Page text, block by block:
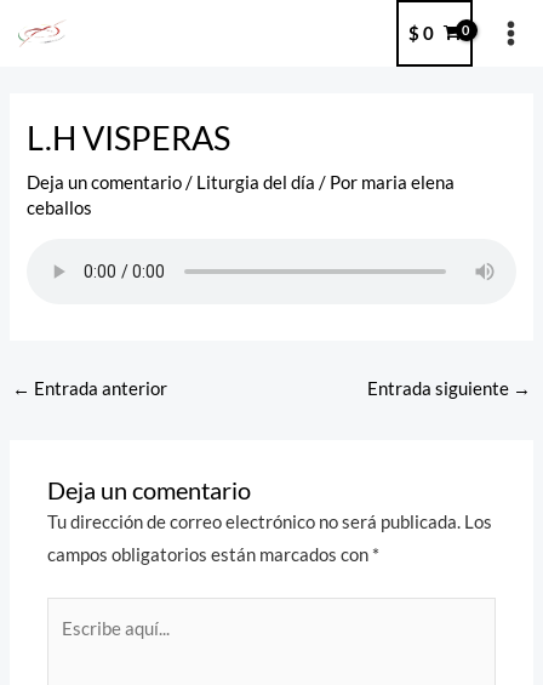
$ 0
L.H VISPERAS
Deja un comentario / Liturgia del día / Por maria elena
ceballos
← Entrada anterior Entrada siguiente →
Deja un comentario
Tu dirección de correo electrónico no será publicada. Los
campos obligatorios están marcados con *